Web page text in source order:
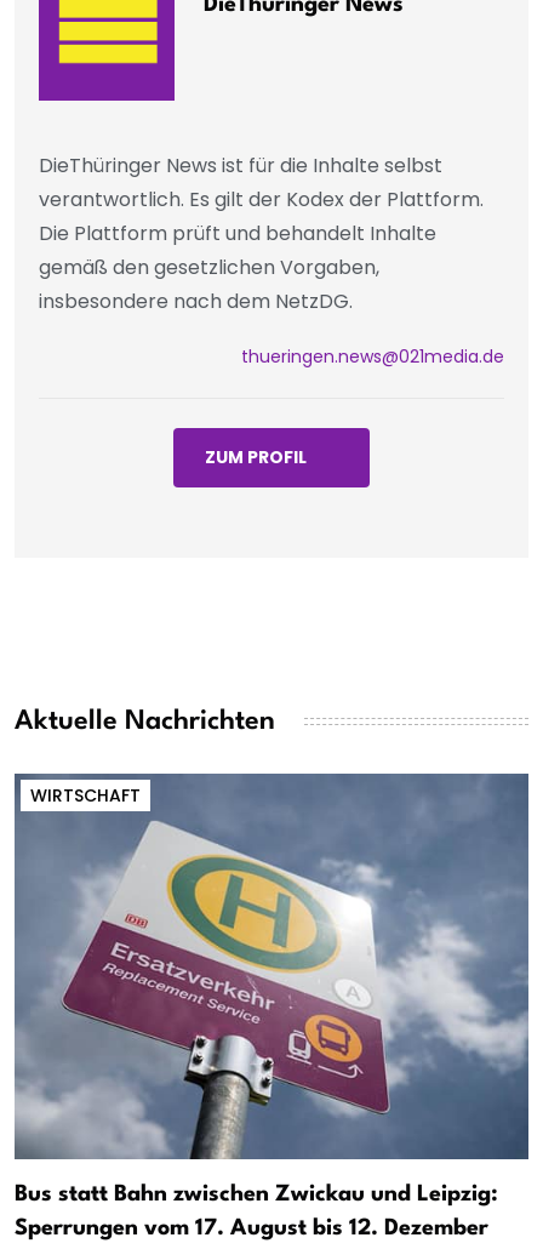
DieThüringer News
DieThüringer News ist für die Inhalte selbst
verantwortlich. Es gilt der Kodex der Plattform.
Die Plattform prüft und behandelt Inhalte
gemäß den gesetzlichen Vorgaben,
insbesondere nach dem NetzDG.
thueringen.news@021media.de
ZUM PROFIL
Aktuelle Nachrichten
WIRTSCHAFT
Bus statt Bahn zwischen Zwickau und Leipzig:
Sperrungen vom 17. August bis 12. Dezember